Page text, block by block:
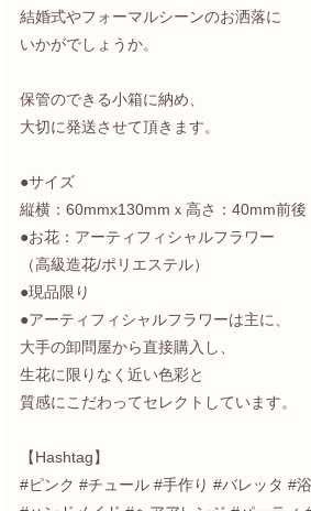
結婚式やフォーマルシーンのお洒落に
いかがでしょうか。
保管のできる小箱に納め、
大切に発送させて頂きます。
●サイズ
縦横：60mmx130mmｘ高さ：40mm前後
●お花：アーティフィシャルフラワー
（高級造花/ポリエステル）
●現品限り
●アーティフィシャルフラワーは主に、
大手の卸問屋から直接購入し、
生花に限りなく近い色彩と
質感にこだわってセレクトしています。
【Hashtag】
#ピンク #チュール #手作り #バレッタ #